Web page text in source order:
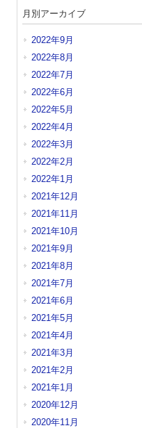
月別アーカイブ
2022年9月
2022年8月
2022年7月
2022年6月
2022年5月
2022年4月
2022年3月
2022年2月
2022年1月
2021年12月
2021年11月
2021年10月
2021年9月
2021年8月
2021年7月
2021年6月
2021年5月
2021年4月
2021年3月
2021年2月
2021年1月
2020年12月
2020年11月